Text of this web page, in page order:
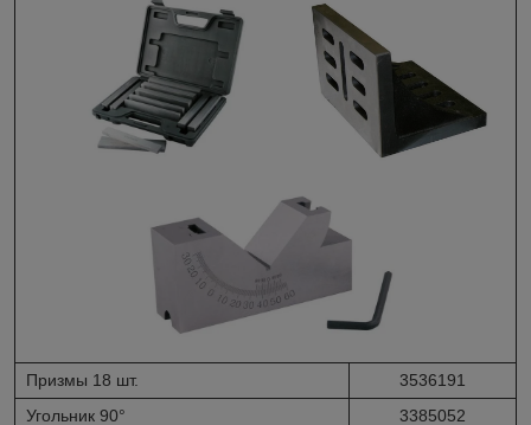
Призмы 18 шт.
3536191
Угольник 90°
3385052